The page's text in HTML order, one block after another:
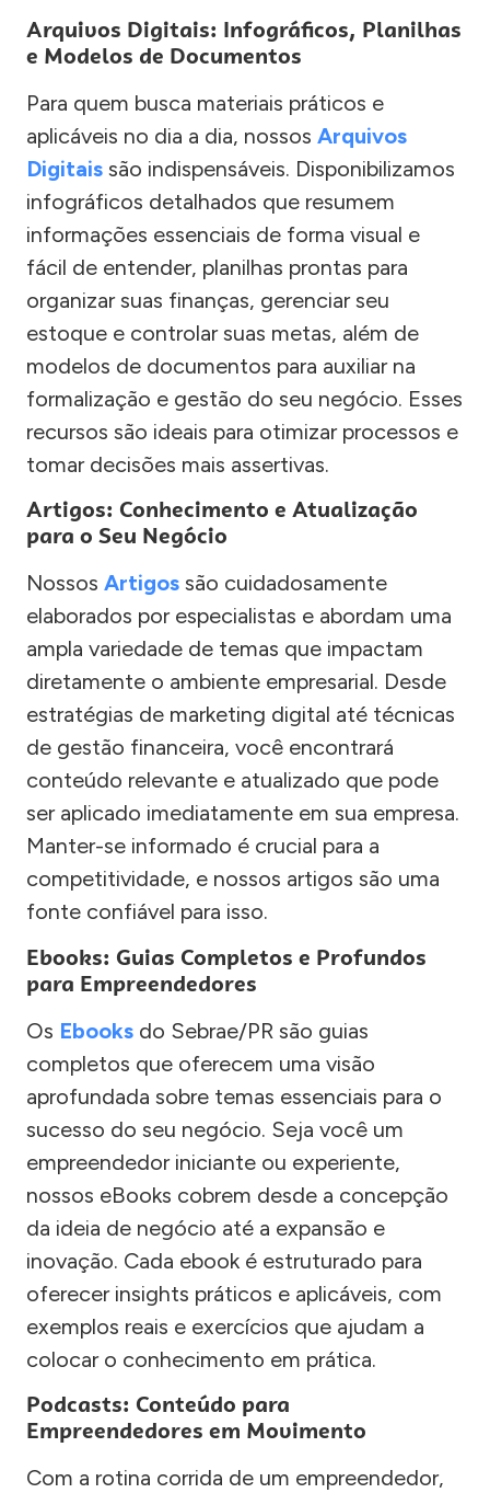
Arquivos Digitais: Infográficos, Planilhas
e Modelos de Documentos
Para quem busca materiais práticos e
aplicáveis no dia a dia, nossos Arquivos
Digitais são indispensáveis. Disponibilizamos
infográficos detalhados que resumem
informações essenciais de forma visual e
fácil de entender, planilhas prontas para
organizar suas finanças, gerenciar seu
estoque e controlar suas metas, além de
modelos de documentos para auxiliar na
formalização e gestão do seu negócio. Esses
recursos são ideais para otimizar processos e
tomar decisões mais assertivas.
Artigos: Conhecimento e Atualização
para o Seu Negócio
Nossos Artigos são cuidadosamente
elaborados por especialistas e abordam uma
ampla variedade de temas que impactam
diretamente o ambiente empresarial. Desde
estratégias de marketing digital até técnicas
de gestão financeira, você encontrará
conteúdo relevante e atualizado que pode
ser aplicado imediatamente em sua empresa.
Manter-se informado é crucial para a
competitividade, e nossos artigos são uma
fonte confiável para isso.
Ebooks: Guias Completos e Profundos
para Empreendedores
Os Ebooks do Sebrae/PR são guias
completos que oferecem uma visão
aprofundada sobre temas essenciais para o
sucesso do seu negócio. Seja você um
empreendedor iniciante ou experiente,
nossos eBooks cobrem desde a concepção
da ideia de negócio até a expansão e
inovação. Cada ebook é estruturado para
oferecer insights práticos e aplicáveis, com
exemplos reais e exercícios que ajudam a
colocar o conhecimento em prática.
Podcasts: Conteúdo para
Empreendedores em Movimento
Com a rotina corrida de um empreendedor,